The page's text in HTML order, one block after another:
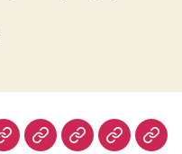
BiografiaAtuaçãoArtigosNorte